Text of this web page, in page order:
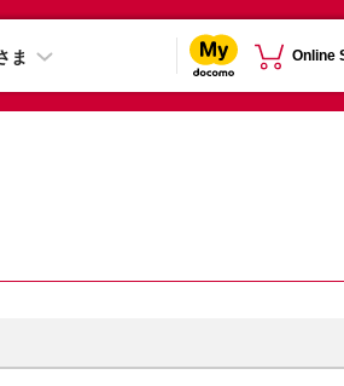
ま Online